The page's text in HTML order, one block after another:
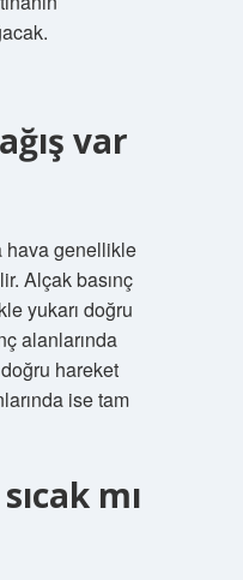
var
hava genellikle
Alçak basınç
yukarı doğru
alanlarında
hareket
ise tam
mı